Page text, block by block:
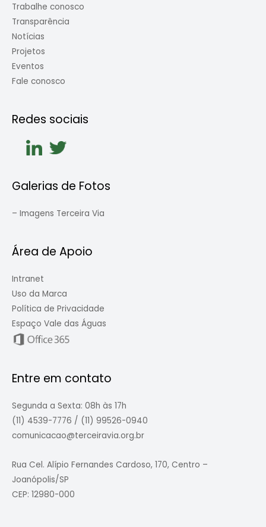
Trabalhe conosco
Transparência
Notícias
Projetos
Eventos
Fale conosco
Redes sociais
Galerias de Fotos
– Imagens Terceira Via
Área de Apoio
Intranet
Uso da Marca
Política de Privacidade
Espaço Vale das Águas
Entre em contato
Segunda a Sexta: 08h às 17h
(11) 4539-7776 / (11) 99526-0940
comunicacao@terceiravia.org.br
Rua Cel. Alípio Fernandes Cardoso, 170, Centro –
Joanópolis/SP
CEP: 12980-000